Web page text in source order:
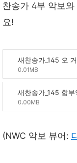
찬송가 4부 악보
요!
새찬송가_145 오
0.01MB
새찬송가_145 합
0.00MB
(NWC 악보 뷰어: